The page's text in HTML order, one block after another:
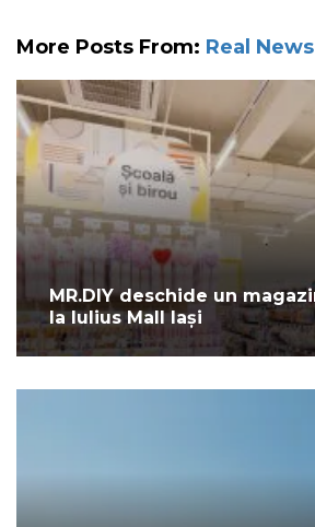
More Posts From: Real News
MR.DIY deschide un
la Iulius Mall Iași